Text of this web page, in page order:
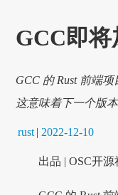
GCC即
GCC 的 Rust 前端
这意味着下一个版
rust | 2022-12-10
出品 | OSC开源